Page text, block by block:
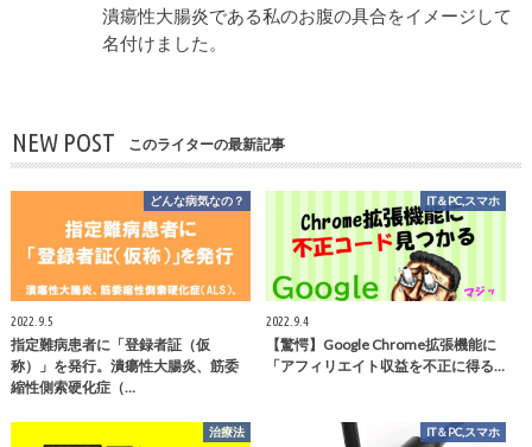
潰瘍性大腸炎である私のお腹の具合をイメージして
名付けました。
NEW POST このライターの最新記事
どんな病気なの？
2022.9.5
指定難病患者に「登録者証（仮
称）」を発行。潰瘍性大腸炎、筋委
縮性側索硬化症（…
IT＆PC,スマホ
2022.9.4
【驚愕】Google Chrome拡張機能に
「アフィリエイト収益を不正に得る…
治療法 IT＆PC,スマホ